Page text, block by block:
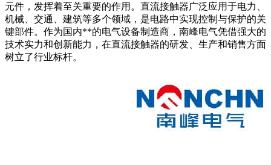
元件，发挥着至关重要的作用。直流接触器广泛应用于电力、
机械、交通、建筑等多个领域，是电路中实现控制与保护的关
键部件。作为国内**的电气设备制造商，南峰电气凭借强大的
技术实力和创新能力，在直流接触器的研发、生产和销售方面
树立了行业标杆。